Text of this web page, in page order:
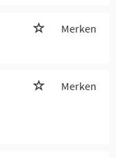
Merken
Merken